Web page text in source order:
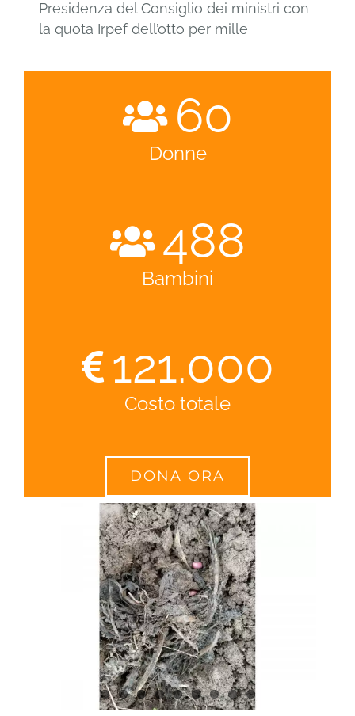
Presidenza del Consiglio dei ministri con
la quota Irpef dell’otto per mille
60
Donne
488
Bambini
121.000
Costo totale
DONA ORA